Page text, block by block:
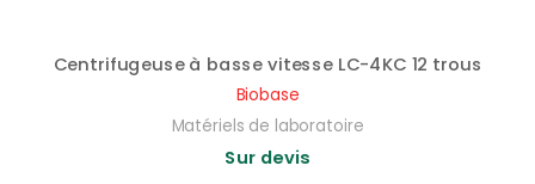
Centrifugeuse à basse vitesse LC-4KC 12 trous
Biobase
Matériels de laboratoire
Sur devis